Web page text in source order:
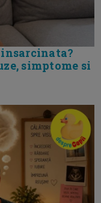
simptome si